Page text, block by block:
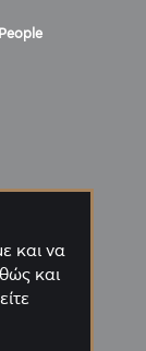
και να
και